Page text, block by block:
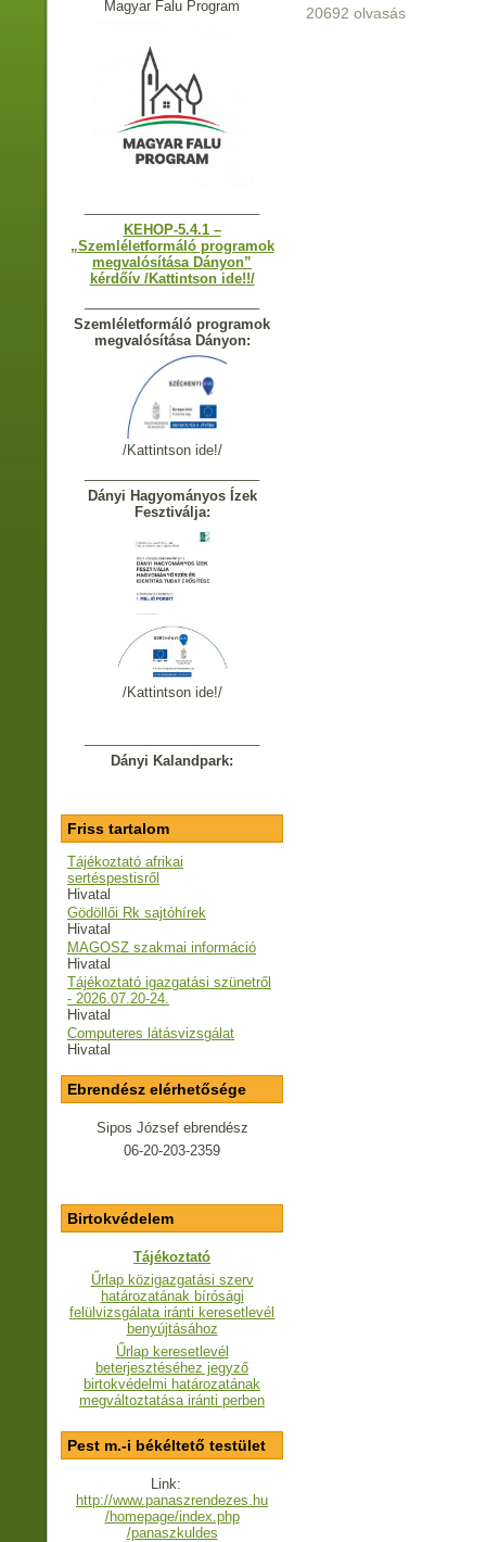
Magyar Falu Program
KEHOP-5.4.1 –
„Szemléletformáló programok
megvalósítása Dányon”
kérdőív /Kattintson ide!!/
Szemléletformáló programok
megvalósítása Dányon:
/Kattintson ide!/
Dányi Hagyományos Ízek
Fesztiválja:
/Kattintson ide!/
Dányi Kalandpark:
Friss tartalom
Tájékoztató afrikai
sertéspestisről
Hivatal
Gödöllői Rk sajtóhírek
Hivatal
MAGOSZ szakmai információ
Hivatal
Tájékoztató igazgatási szünetről
- 2026.07.20-24.
Hivatal
Computeres látásvizsgálat
Hivatal
Ebrendész elérhetősége
Sipos József ebrendész
06-20-203-2359
Birtokvédelem
Tájékoztató
Űrlap közigazgatási szerv
határozatának bírósági
felülvizsgálata iránti keresetlevél
benyújtásához
Űrlap keresetlevél
beterjesztéséhez jegyző
birtokvédelmi határozatának
megváltoztatása iránti perben
Pest m.-i békéltető testület
Link:
http://www.panaszrendezes.hu
/homepage/index.php
/panaszkuldes
20692 olvasás